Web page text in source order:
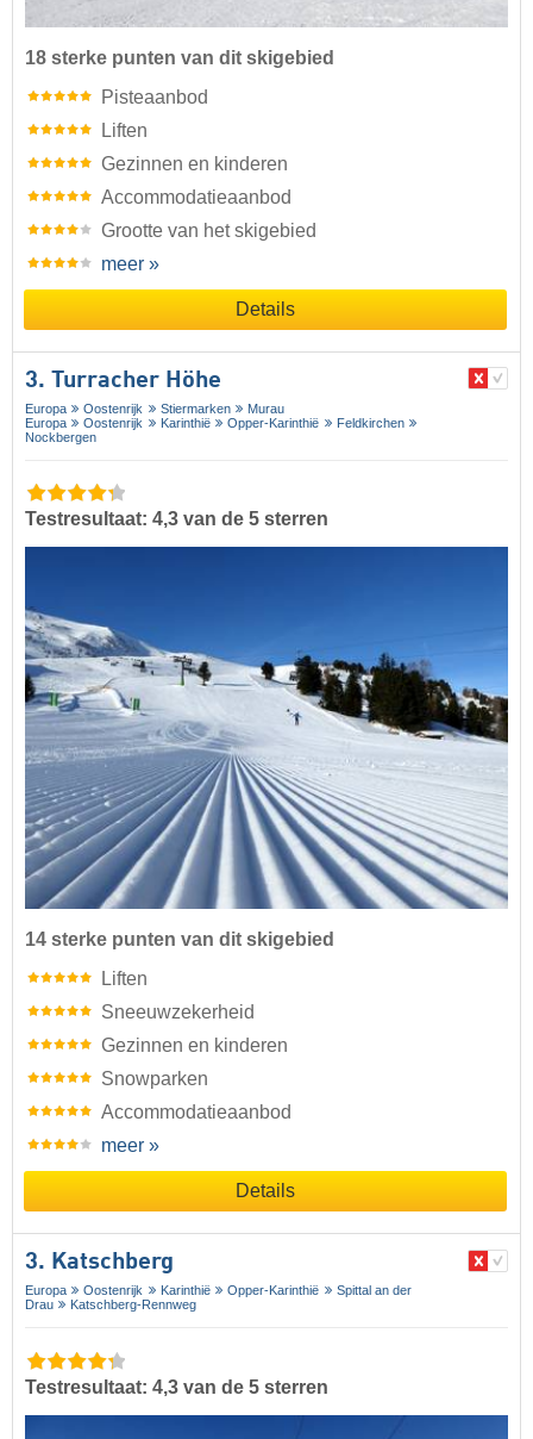
18 sterke punten van dit skigebied
Pisteaanbod
Liften
Gezinnen en kinderen
Accommodatieaanbod
Grootte van het skigebied
meer »
Details
3. Turracher Höhe
Europa Oostenrijk Stiermarken
Murau
Europa
Oostenrijk Karinthië Opper-Karinthië
Feldkirchen
Nockbergen
Testresultaat: 4,3 van de 5 sterren
14 sterke punten van dit skigebied
Liften
Sneeuwzekerheid
Gezinnen en kinderen
Snowparken
Accommodatieaanbod
meer »
Details
3. Katschberg
Europa Oostenrijk Karinthië Opper-Karinthië
Spittal an der
Drau
Katschberg-Rennweg
Testresultaat: 4,3 van de 5 sterren